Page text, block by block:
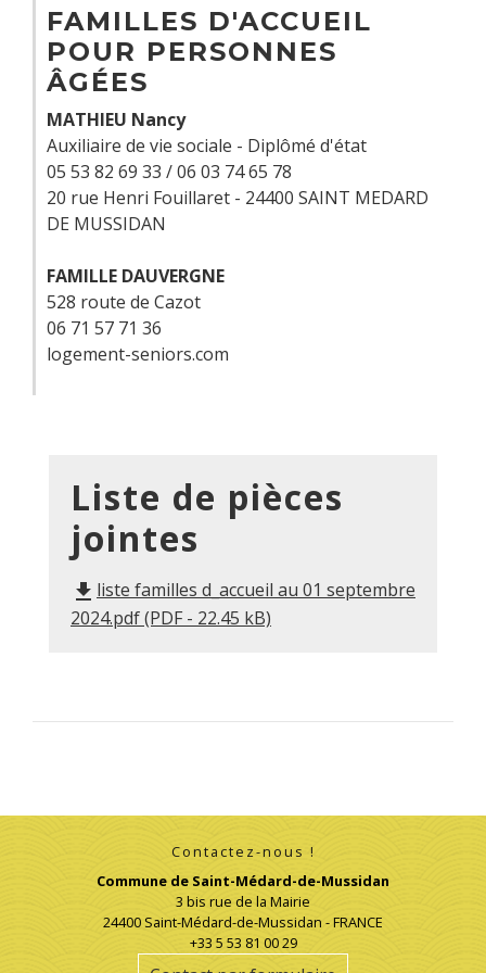
FAMILLES D'ACCUEIL
POUR PERSONNES
ÂGÉES
MATHIEU Nancy
Auxiliaire de vie sociale - Diplômé d'état
05 53 82 69 33 / 06 03 74 65 78
20 rue Henri Fouillaret - 24400 SAINT MEDARD
DE MUSSIDAN
FAMILLE DAUVERGNE
528 route de Cazot
06 71 57 71 36
logement-seniors.com
Liste de pièces
jointes
file_download liste familles d_accueil au 01 septembre
2024.pdf (PDF - 22.45 kB)
Contactez-nous !
Commune de Saint-Médard-de-Mussidan
3 bis rue de la Mairie
24400 Saint-Médard-de-Mussidan - FRANCE
+33 5 53 81 00 29